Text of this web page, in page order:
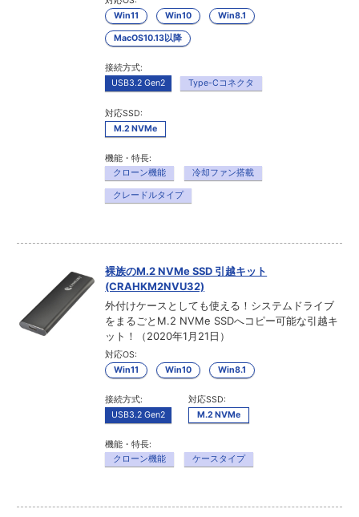
Win11
Win10 Win8.1
MacOS10.13以降
接続方式:
USB3.2 Gen2
Type-Cコネクタ
対応SSD:
M.2 NVMe
機能・特長:
クローン機能
冷却ファン搭載
クレードルタイプ
裸族のM.2 NVMe SSD 引越キット
(CRAHKM2NVU32)
外付けケースとしても使える！システムドライブ
をまるごとM.2 NVMe SSDへコピー可能な引越キ
ット！（2020年1月21日）
対応OS:
Win11
Win10 Win8.1
接続方式:
USB3.2 Gen2
対応SSD:
M.2 NVMe
機能・特長:
クローン機能
ケースタイプ